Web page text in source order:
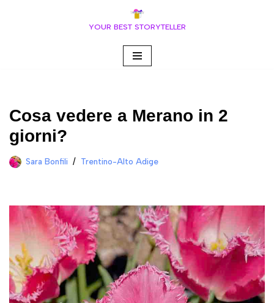
YOUR BEST STORYTELLER
Cosa vedere a Merano in 2
giorni?
Sara Bonfili Trentino-Alto Adige